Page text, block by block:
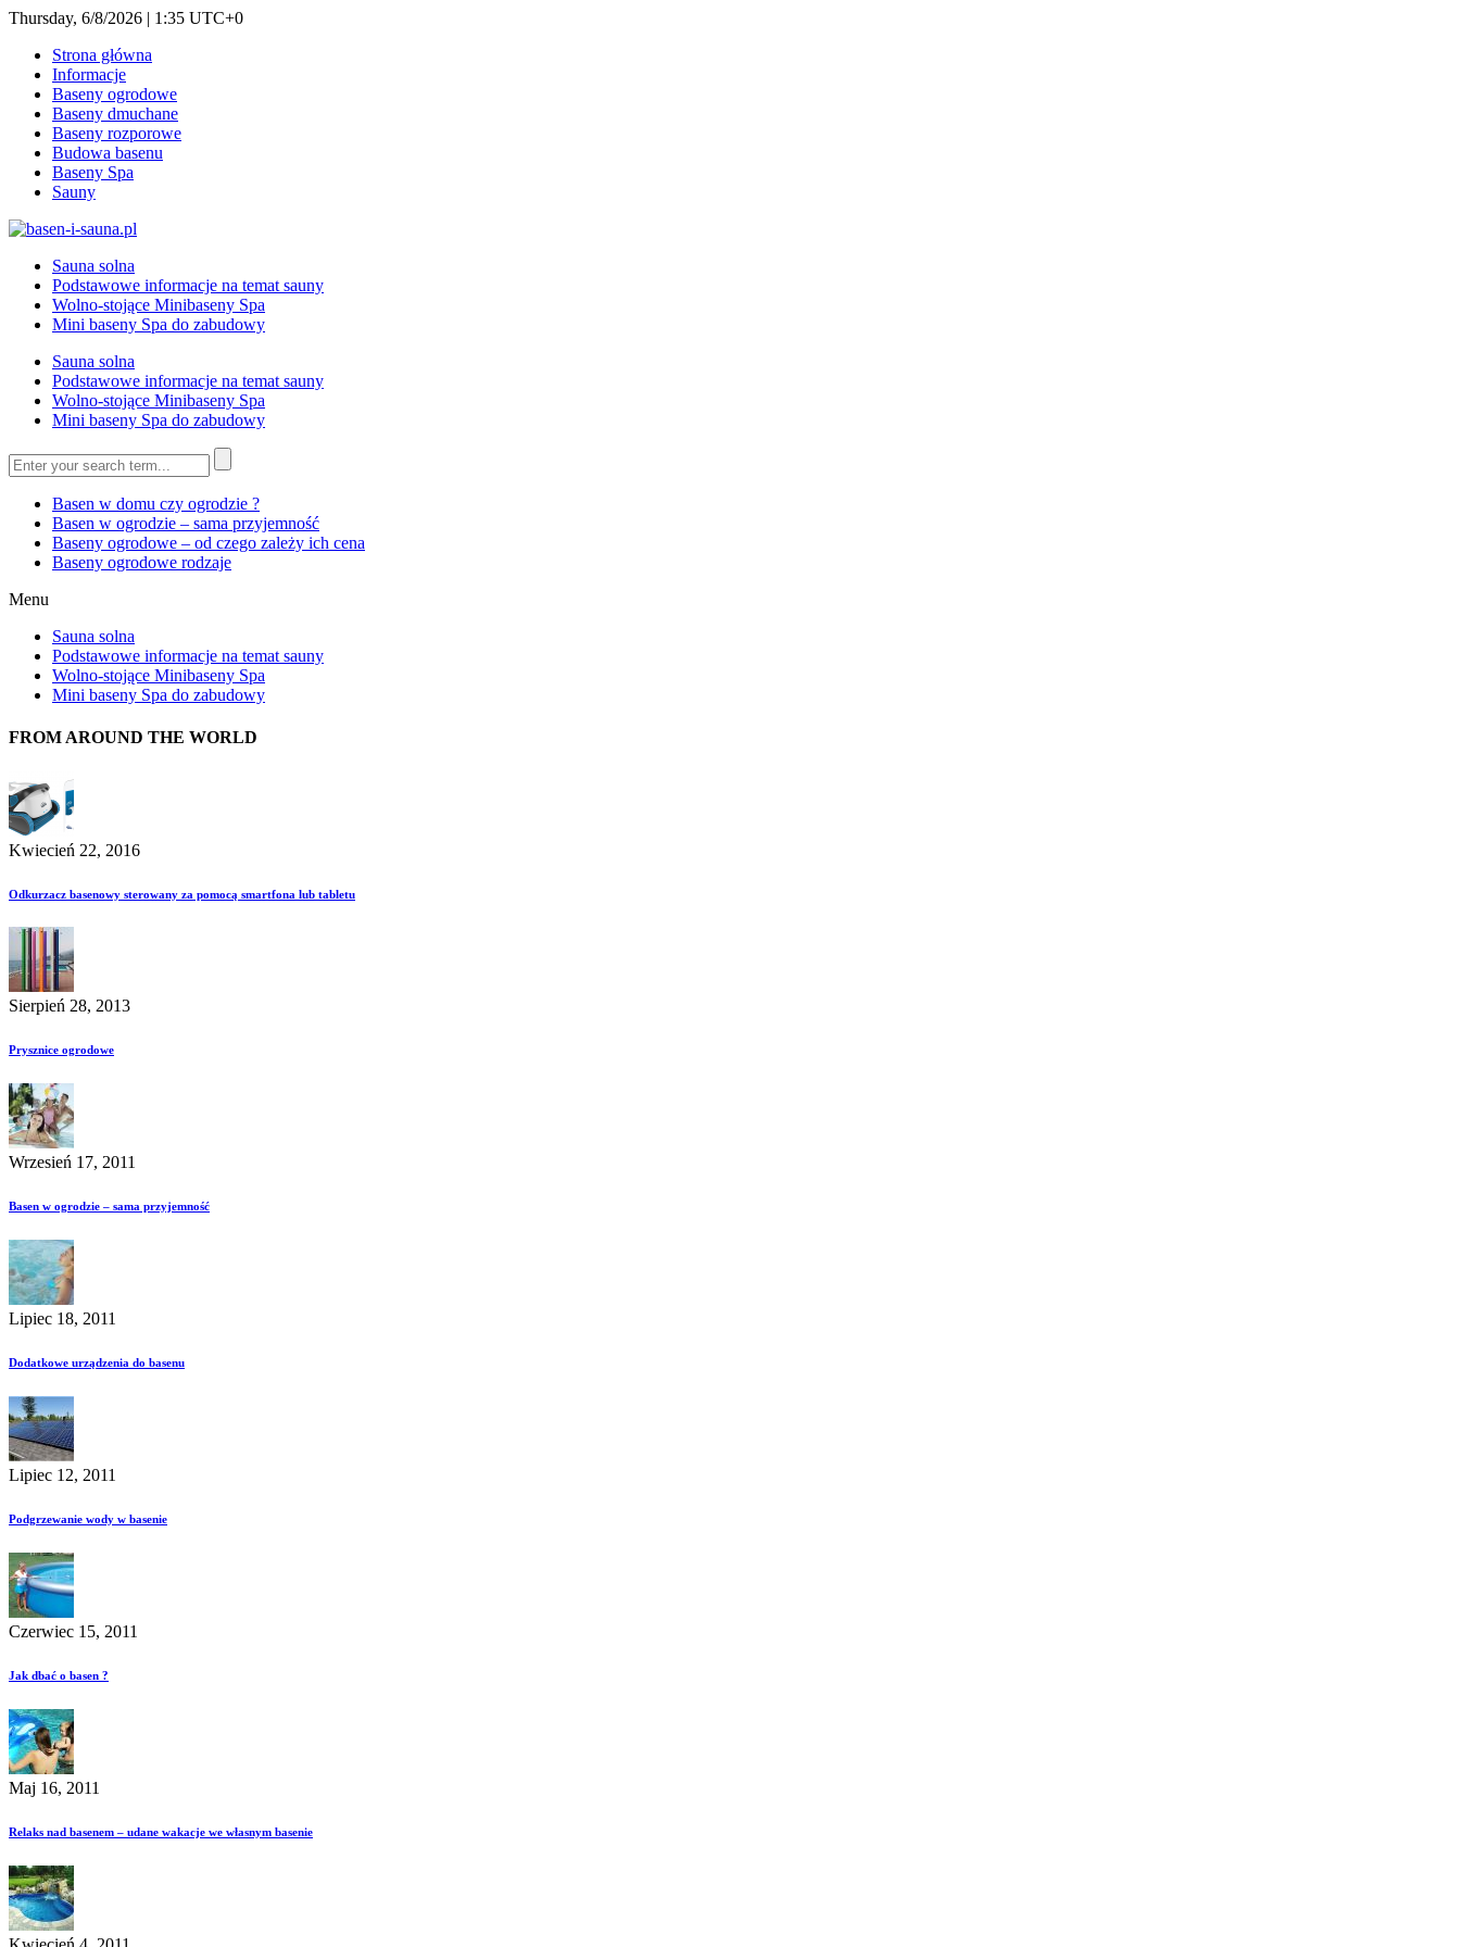
Thursday, 6/8/2026 | 1:35 UTC+0
Strona główna
Informacje
Baseny ogrodowe
Baseny dmuchane
Baseny rozporowe
Budowa basenu
Baseny Spa
Sauny
Sauna solna
Podstawowe informacje na temat sauny
Wolno-stojące Minibaseny Spa
Mini baseny Spa do zabudowy
Sauna solna
Podstawowe informacje na temat sauny
Wolno-stojące Minibaseny Spa
Mini baseny Spa do zabudowy
Basen w domu czy ogrodzie ?
Basen w ogrodzie – sama przyjemność
Baseny ogrodowe – od czego zależy ich cena
Baseny ogrodowe rodzaje
Menu
Sauna solna
Podstawowe informacje na temat sauny
Wolno-stojące Minibaseny Spa
Mini baseny Spa do zabudowy
FROM AROUND THE WORLD
Kwiecień 22, 2016
Odkurzacz basenowy sterowany za pomocą smartfona lub tabletu
Sierpień 28, 2013
Prysznice ogrodowe
Wrzesień 17, 2011
Basen w ogrodzie – sama przyjemność
Lipiec 18, 2011
Dodatkowe urządzenia do basenu
Lipiec 12, 2011
Podgrzewanie wody w basenie
Czerwiec 15, 2011
Jak dbać o basen ?
Maj 16, 2011
Relaks nad basenem – udane wakacje we własnym basenie